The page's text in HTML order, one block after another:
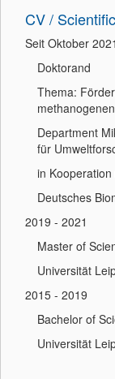
CV /
Seit Oktober 2021
Doktorand
Thema:
Department
für
in Kooperation
Deutsches
2019 - 2021
Master of
Universität
2015 - 2019
Bachelor of
Universität